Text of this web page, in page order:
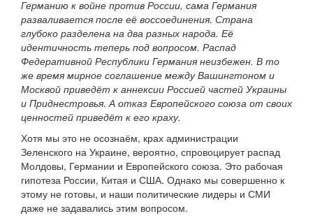
Германию к войне против России, сама Германия
разваливается после её воссоединения. Страна
глубоко разделена на два разных народа. Её
идентичность теперь под вопросом. Распад
Федеративной Республики Германия неизбежен. В то
же время мирное соглашение между Вашингтоном и
Москвой приведёт к аннексии Россией частей Украины
и Приднестровья. А отказ Европейского союза от своих
ценностей приведёт к его краху.
Хотя мы это не осознаём, крах администрации
Зеленского на Украине, вероятно, спровоцирует распад
Молдовы, Германии и Европейского союза. Это рабочая
гипотеза России, Китая и США. Однако мы совершенно к
этому не готовы, и наши политические лидеры и СМИ
даже не задавались этим вопросом.